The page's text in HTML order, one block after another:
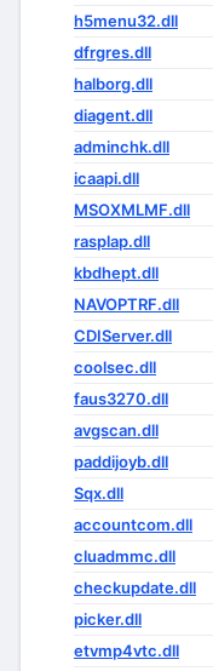
h5menu32.dll
dfrgres.dll
halborg.dll
diagent.dll
adminchk.dll
icaapi.dll
MSOXMLMF.dll
rasplap.dll
kbdhept.dll
NAVOPTRF.dll
CDIServer.dll
coolsec.dll
faus3270.dll
avgscan.dll
paddijoyb.dll
Sqx.dll
accountcom.dll
cluadmmc.dll
checkupdate.dll
picker.dll
etvmp4vtc.dll